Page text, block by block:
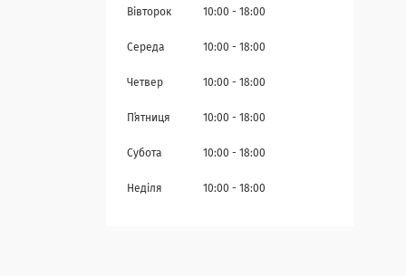
Вівторок 10:00 18:00
Середа 10:00 18:00
Четвер 10:00 18:00
Пʼятниця 10:00 18:00
Субота 10:00 18:00
Неділя 10:00 18:00